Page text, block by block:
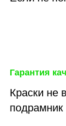
Гарантия
Краски не
подрамник